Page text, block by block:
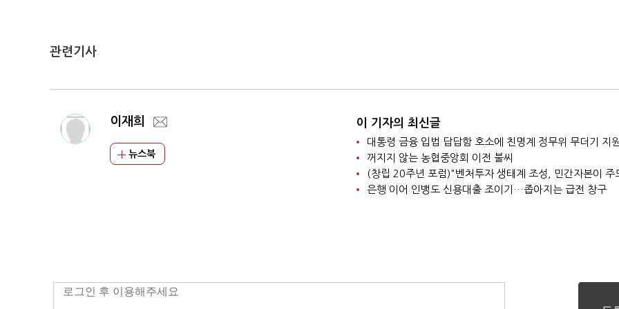
관련기사
이재희
뉴스북
이 기자의 최신글
대통령 금융 입법 답답함 호소에 친명계 정무위 무더기 지원
꺼지지 않는 농협중앙회 이전 불씨
(창립 20주년 포럼)"벤처투자 생태계 조성, 민간자본이 주
은행 이어 인뱅도 신용대출 조이기…좁아지는 급전 창구